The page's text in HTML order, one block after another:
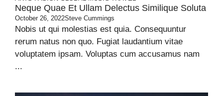
Neque Quae Et Ullam Delectus Similique Soluta
October 26, 2022Steve Cummings
Nobis ut qui molestias est quia. Consequuntur
rerum natus non quo. Fugiat laudantium vitae
voluptatem ipsam. Voluptas cum accusamus nam
...